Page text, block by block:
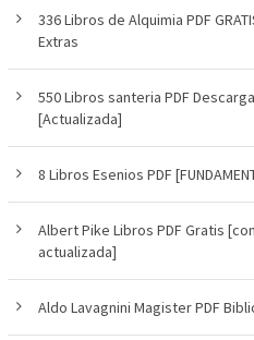
336 Libros de Alquimia PDF
Extras
550 Libros santeria PDF
[Actualizada]
8 Libros Esenios PDF
Albert Pike Libros PDF Gratis
actualizada]
Aldo Lavagnini Magister PDF